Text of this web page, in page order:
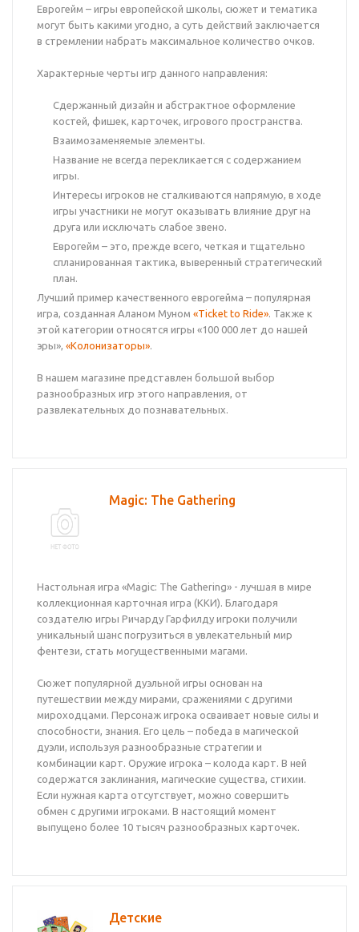
Еврогейм – игры европейской школы, сюжет и тематика
могут быть какими угодно, а суть действий заключается
в стремлении набрать максимальное количество очков.
Характерные черты игр данного направления:
Сдержанный дизайн и абстрактное оформление
костей, фишек, карточек, игрового пространства.
Взаимозаменяемые элементы.
Название не всегда перекликается с содержанием
игры.
Интересы игроков не сталкиваются напрямую, в ходе
игры участники не могут оказывать влияние друг на
друга или исключать слабое звено.
Еврогейм – это, прежде всего, четкая и тщательно
спланированная тактика, выверенный стратегический
план.
Лучший пример качественного еврогейма – популярная
игра, созданная Аланом Муном «Ticket to Ride». Также к
этой категории относятся игры «100 000 лет до нашей
эры», «Колонизаторы».
В нашем магазине представлен большой выбор
разнообразных игр этого направления, от
развлекательных до познавательных.
Magic: The Gathering
Настольная игра «Magic: The Gathering» - лучшая в мире
коллекционная карточная игра (ККИ). Благодаря
создателю игры Ричарду Гарфилду игроки получили
уникальный шанс погрузиться в увлекательный мир
фентези, стать могущественными магами.
Сюжет популярной дуэльной игры основан на
путешествии между мирами, сражениями с другими
мироходцами. Персонаж игрока осваивает новые силы и
способности, знания. Его цель – победа в магической
дуэли, используя разнообразные стратегии и
комбинации карт. Оружие игрока – колода карт. В ней
содержатся заклинания, магические существа, стихии.
Если нужная карта отсутствует, можно совершить
обмен с другими игроками. В настоящий момент
выпущено более 10 тысяч разнообразных карточек.
Детские